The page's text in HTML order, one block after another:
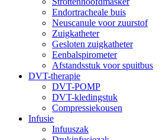
Endortracheale buis
Neuscanule voor zuurstof
Zuigkatheter
Gesloten zuigkatheter
Eenbalspirometer
Afstandsstuk voor spuitbus
DVT-therapie
DVT-POMP
DVT-kledingstuk
Compressiekousen
Infusie
Infuuszak